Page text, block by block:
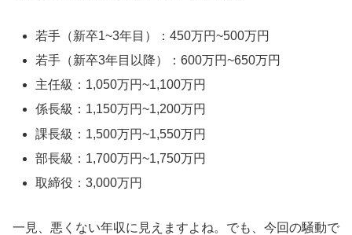
若手（新卒1~3年目）：450万円~500万円
若手（新卒3年目以降）：600万円~650万円
主任級：1,050万円~1,100万円
係長級：1,150万円~1,200万円
課長級：1,500万円~1,550万円
部長級：1,700万円~1,750万円
取締役：3,000万円
一見、悪くない年収に見えますよね。でも、今回の騒動で